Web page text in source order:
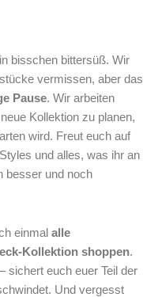
bisschen bittersüß. Wir
vermissen, aber das
Pause. Wir arbeiten
Kollektion zu planen,
wird. Freut euch auf
und alles, was ihr an
besser und noch
einmal alle
Kollektion shoppen.
sichert euch euer Teil der
Und vergesst